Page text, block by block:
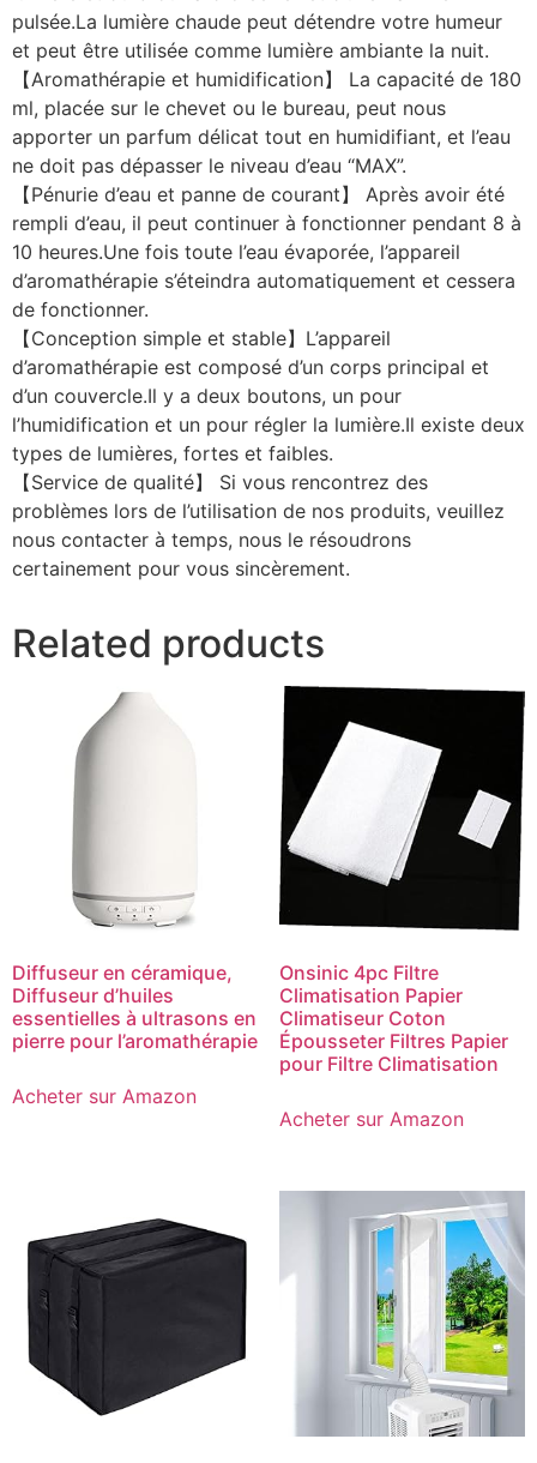
pulsée.La lumière chaude peut détendre votre humeur
et peut être utilisée comme lumière ambiante la nuit.
【Aromathérapie et humidification】 La capacité de 180
ml, placée sur le chevet ou le bureau, peut nous
apporter un parfum délicat tout en humidifiant, et l’eau
ne doit pas dépasser le niveau d’eau “MAX”.
【Pénurie d’eau et panne de courant】 Après avoir été
rempli d’eau, il peut continuer à fonctionner pendant 8 à
10 heures.Une fois toute l’eau évaporée, l’appareil
d’aromathérapie s’éteindra automatiquement et cessera
de fonctionner.
【Conception simple et stable】L’appareil
d’aromathérapie est composé d’un corps principal et
d’un couvercle.Il y a deux boutons, un pour
l’humidification et un pour régler la lumière.Il existe deux
types de lumières, fortes et faibles.
【Service de qualité】 Si vous rencontrez des
problèmes lors de l’utilisation de nos produits, veuillez
nous contacter à temps, nous le résoudrons
certainement pour vous sincèrement.
Related products
Diffuseur en céramique,
Diffuseur d’huiles
essentielles à ultrasons en
pierre pour l’aromathérapie
Acheter sur Amazon
Onsinic 4pc Filtre
Climatisation Papier
Climatiseur Coton
Épousseter Filtres Papier
pour Filtre Climatisation
Acheter sur Amazon